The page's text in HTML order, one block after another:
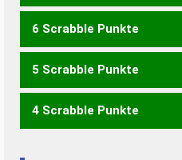
BAHT
6 Scrabble Punkte
BAH
5 Scrabble Punkte
BAT TAB
4 Scrabble Punkte